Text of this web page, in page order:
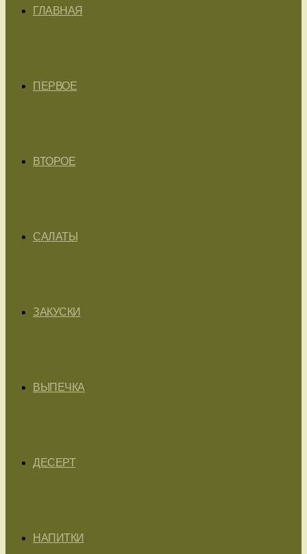
ГЛАВНАЯ
ПЕРВОЕ
ВТОРОЕ
САЛАТЫ
ЗАКУСКИ
ВЫПЕЧКА
ДЕСЕРТ
НАПИТКИ